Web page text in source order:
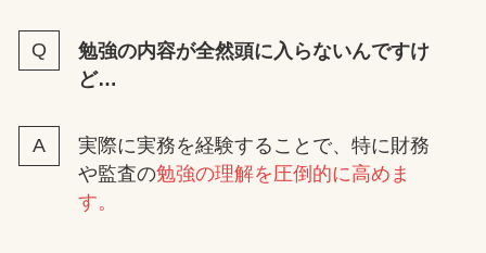
勉強の内容が全然頭に入らないんですけ
ど…
実際に実務を経験することで、特に財務
や監査の勉強の理解を圧倒的に高めま
す。